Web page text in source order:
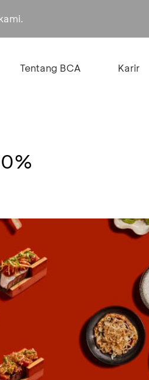
Tentang BCA Karir